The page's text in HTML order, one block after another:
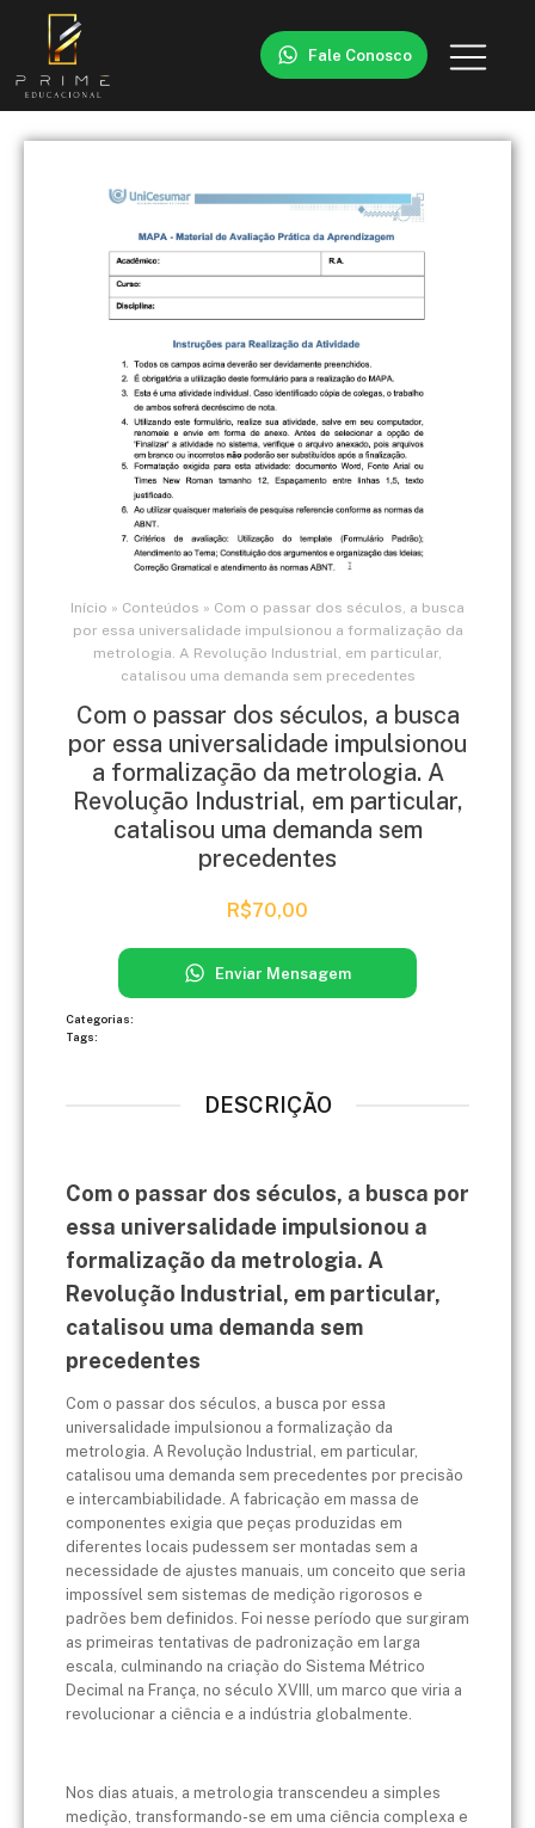
Fale Conosco
Início » Conteúdos » Com o passar dos séculos, a busca
por essa universalidade impulsionou a formalização da
metrologia. A Revolução Industrial, em particular,
catalisou uma demanda sem precedentes
Com o passar dos séculos, a busca
por essa universalidade impulsionou
a formalização da metrologia. A
Revolução Industrial, em particular,
catalisou uma demanda sem
precedentes
R$70,00
Enviar Mensagem
Categorias:
Tags:
DESCRIÇÃO
Com o passar dos séculos, a busca por
essa universalidade impulsionou a
formalização da metrologia. A
Revolução Industrial, em particular,
catalisou uma demanda sem
precedentes
Com o passar dos séculos, a busca por essa
universalidade impulsionou a formalização da
metrologia. A Revolução Industrial, em particular,
catalisou uma demanda sem precedentes por precisão
e intercambiabilidade. A fabricação em massa de
componentes exigia que peças produzidas em
diferentes locais pudessem ser montadas sem a
necessidade de ajustes manuais, um conceito que seria
impossível sem sistemas de medição rigorosos e
padrões bem definidos. Foi nesse período que surgiram
as primeiras tentativas de padronização em larga
escala, culminando na criação do Sistema Métrico
Decimal na França, no século XVIII, um marco que viria a
revolucionar a ciência e a indústria globalmente.
Nos dias atuais, a metrologia transcendeu a simples
medição, transformando-se em uma ciência complexa e